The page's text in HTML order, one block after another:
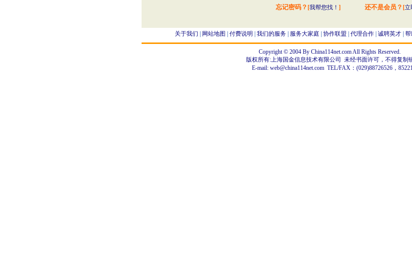
忘记密码？ [我帮您找！ ] 还不是会员？ [立
关于我们 网站地图 付费说明 我们的服务| 服务大家庭 协作联盟 代理合作| 诚聘英才| 帮
Copyright © 2004 By China114net.com All Rights Reserved.
版权所有:上海国金信息技术有限公司 未经书面许可，不得复制
E-mail: web@china114net.com TEL/FAX：(029)88726526，